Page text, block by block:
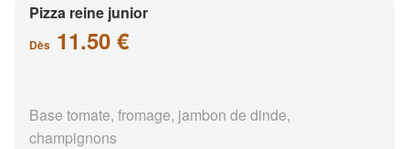
Pizza reine junior
Dès 11.50 €
Base tomate, fromage, jambon de dinde,
champignons